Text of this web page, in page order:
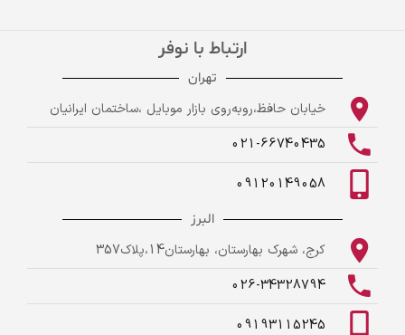
ارتباط با نوفر
تهران
خیابان حافظ،روبه‌روی بازار موبایل ،ساختمان ایرانیان
021-66740435
09120149058
البرز
کرج، شهرک بهارستان، بهارستان14،پلاک357
026-34328794
09193115245